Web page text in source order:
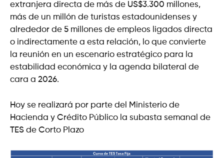
extranjera directa de más de US$3.300 millones,
más de un millón de turistas estadounidenses y
alrededor de 5 millones de empleos ligados directa
o indirectamente a esta relación, lo que convierte
la reunión en un escenario estratégico para la
estabilidad económica y la agenda bilateral de
cara a 2026.
Hoy se realizará por parte del Ministerio de
Hacienda y Crédito Público la subasta semanal de
TES de Corto Plazo